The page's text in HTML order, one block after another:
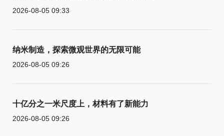
2026-08-05 09:33
纳米制造，探索微观世界的无限可能
2026-08-05 09:26
十亿分之一米尺度上，材料有了新能力
2026-08-05 09:26